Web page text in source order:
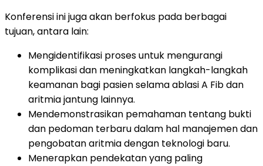
Konferensi ini juga akan berfokus pada berbagai
tujuan, antara lain:
Mengidentifikasi proses untuk mengurangi
komplikasi dan meningkatkan langkah-langkah
keamanan bagi pasien selama ablasi A Fib dan
aritmia jantung lainnya.
Mendemonstrasikan pemahaman tentang bukti
dan pedoman terbaru dalam hal manajemen dan
pengobatan aritmia dengan teknologi baru.
Menerapkan pendekatan yang paling